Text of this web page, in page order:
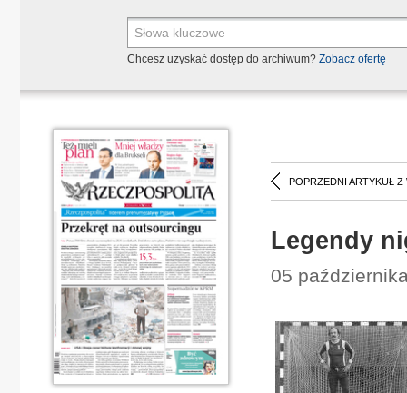
Chcesz uzyskać dostęp do archiwum? Zobacz ofertę
POPRZEDNI ARTYKUŁ Z
Legendy
05